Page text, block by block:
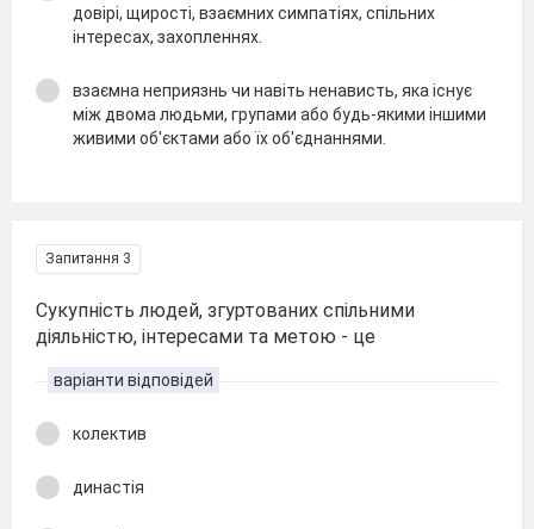
довірі, щирості, взаємних симпатіях, спільних
інтересах, захопленнях.
взаємна неприязнь чи навіть ненависть, яка існує
між двома людьми, групами або будь-якими іншими
живими об'єктами або їх об'єднаннями.
Запитання 3
Сукупність людей, згуртованих спільними
діяльністю, інтересами та метою - це
варіанти відповідей
колектив
династія